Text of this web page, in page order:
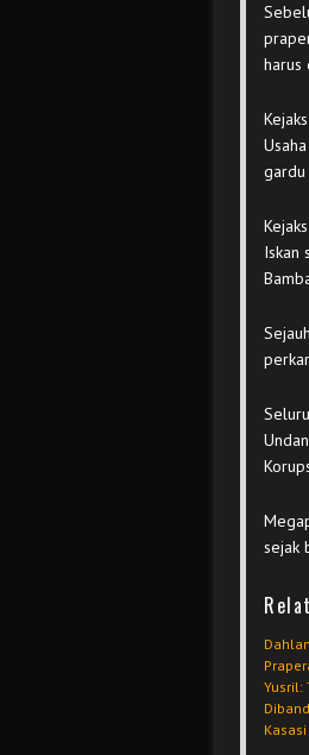
harus
gardu
Iskan
sejak
Yusril: